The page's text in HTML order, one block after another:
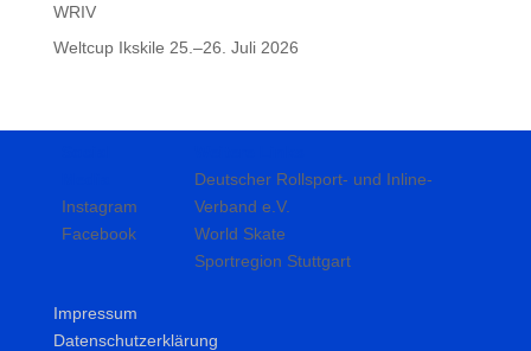
WRIV
Weltcup Ikskile 25.–26. Juli 2026
Instagram
Facebook
Deutscher Rollsport- und Inline-
Verband e.V.
World Skate
Sportregion Stuttgart
Impressum
Datenschutzerklärung